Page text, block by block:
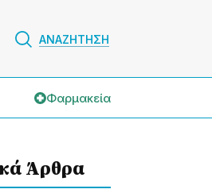
ΑΝΑΖΗΤΗΣΗ
Φαρμακεία
Άρθρα